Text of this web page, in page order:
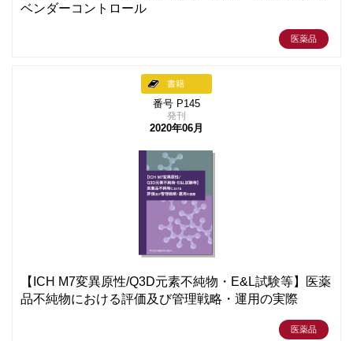
ベンダーコントロール
医薬品
書籍
番号 P145
発刊
2020年06月
【ICH M7変異原性/Q3D元素不純物・E&L試験等】医薬
品不純物における評価及び管理戦略・運用の実際
医薬品